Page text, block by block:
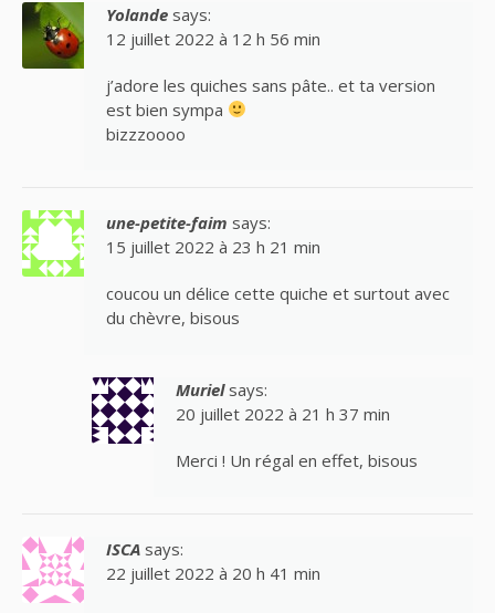
Yolande says:
12 juillet 2022 à 12 h 56 min
j’adore les quiches sans pâte.. et ta version
est bien sympa
bizzzoooo
une-petite-faim says:
15 juillet 2022 à 23 h 21 min
coucou un délice cette quiche et surtout avec
du chèvre, bisous
Muriel says:
20 juillet 2022 à 21 h 37 min
Merci ! Un régal en effet, bisous
ISCA says:
22 juillet 2022 à 20 h 41 min